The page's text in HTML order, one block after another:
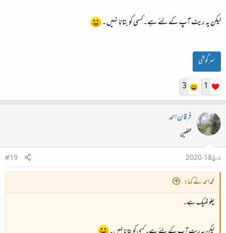
لیکن یہ ریٹ آپ کے لئے ہے۔ کسی کو بتانا نہیں ۔
سرگوشی
1
3
فرقان احمد
محفلین
مارچ 18، 2020
#19
محمداحمد نے کہا:
چلو ٹھیک ہے۔